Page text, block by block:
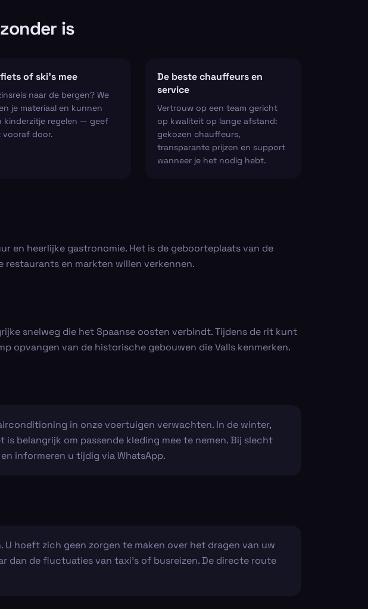
is
of ski’s mee
naar de bergen? We
je materiaal en kunnen
kinderzitje regelen — geef
vooraf door.
De beste chauffeurs en
service
Vertrouw op een team gericht
op kwaliteit op lange afstand:
gekozen chauffeurs,
transparante prijzen en support
wanneer je het nodig hebt.
en heerlijke gastronomie. Het is de geboorteplaats van de
en markten willen verkennen.
snelweg die het Spaanse oosten verbindt. Tijdens de rit kunt
opvangen van de historische gebouwen die Valls kenmerken.
in onze voertuigen verwachten. In de winter,
belangrijk om passende kleding mee te nemen. Bij slecht
informeren u tijdig via WhatsApp.
hoeft zich geen zorgen te maken over het dragen van uw
dan de fluctuaties van taxi's of busreizen. De directe route